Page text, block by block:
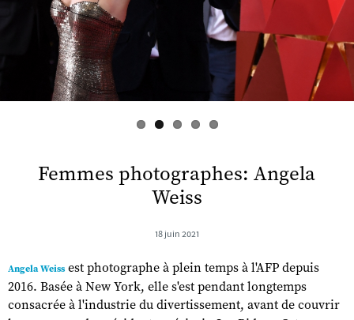
Femmes photographes: Angela
Weiss
18 juin 2021
Angela Weiss est photographe à plein temps à l'AFP depuis
2016. Basée à New York, elle s'est pendant longtemps
consacrée à l'industrie du divertissement, avant de couvrir